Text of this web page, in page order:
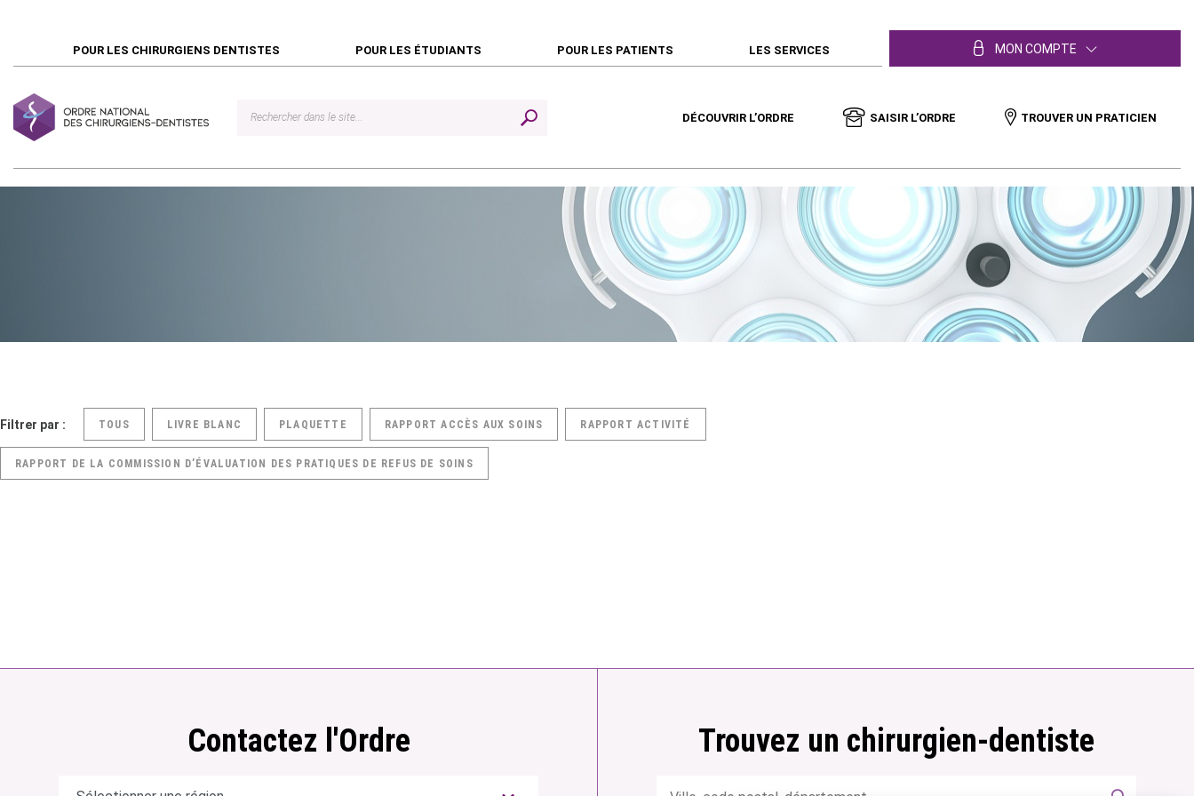
POUR LES CHIRURGIENS DENTISTES POUR LES ÉTUDIANTS POUR LES PATIENTS LES SERVICES MON COMPTE
DÉCOUVRIR L’ORDRE SAISIR L’ORDRE TROUVER UN PRATICIEN
Filtrer par : TOUS LIVRE BLANC PLAQUETTE RAPPORT ACCÈS AUX SOINS RAPPORT ACTIVITÉ
RAPPORT DE LA COMMISSION D’ÉVALUATION DES PRATIQUES DE REFUS DE SOINS
Contactez l'Ordre Trouvez un chirurgien-dentiste